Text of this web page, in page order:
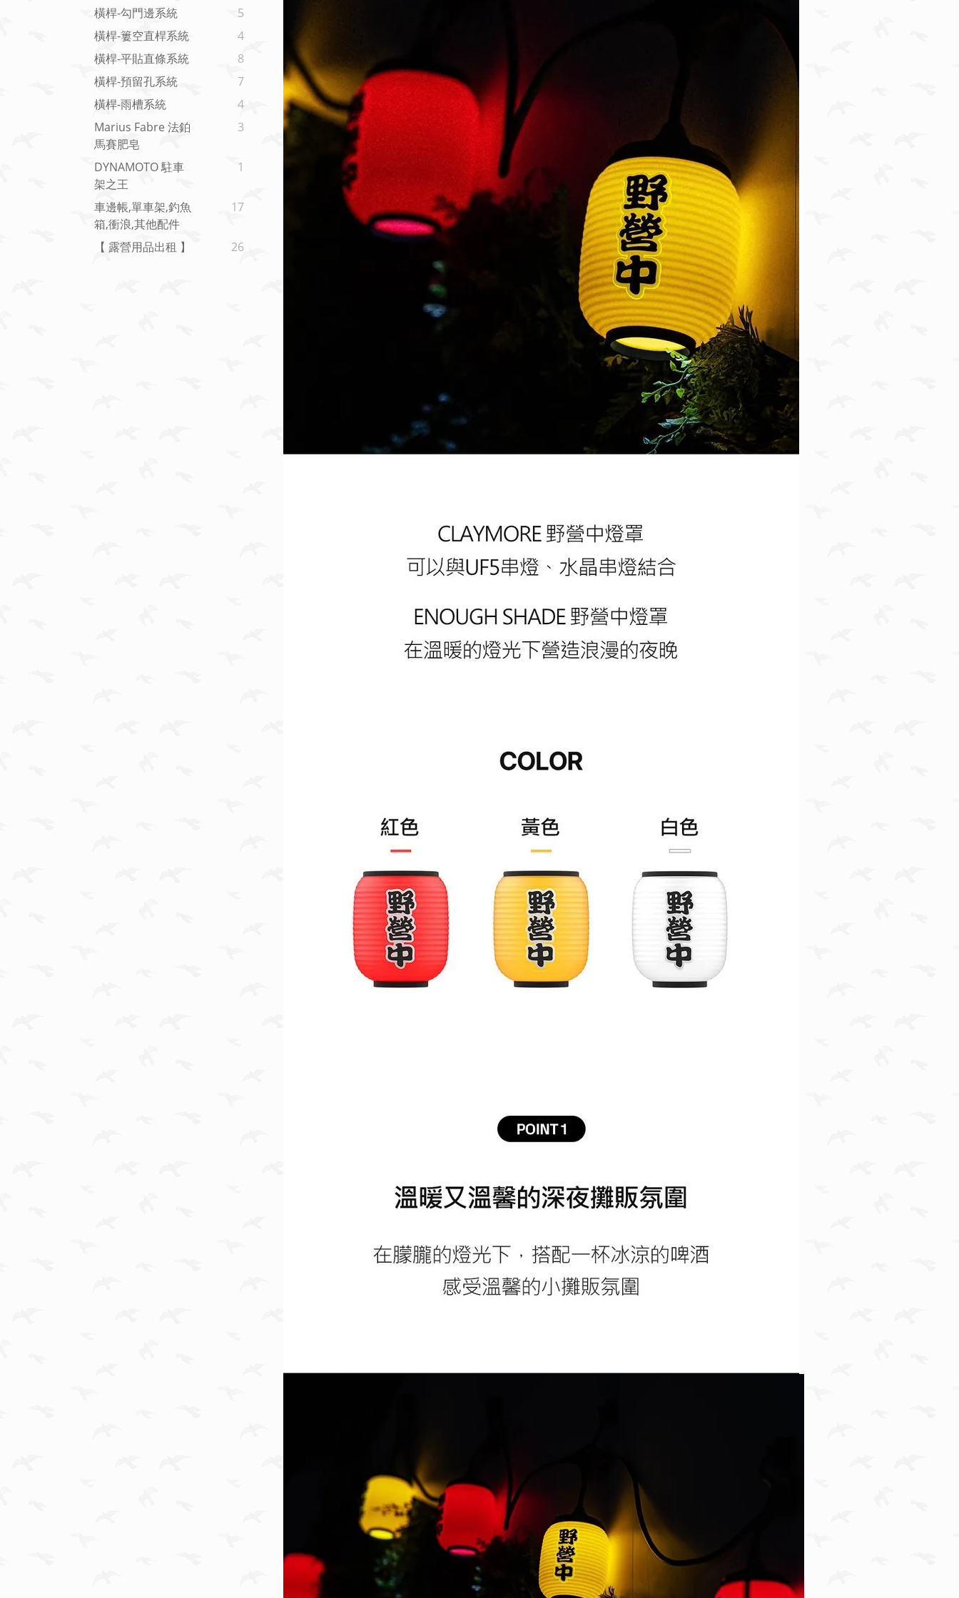
橫桿-勾門邊系統
5
橫桿-簍空直桿系統
4
橫桿-平貼直條系統
8
橫桿-預留孔系統
7
橫桿-雨槽系統
4
Marius Fabre 法鉑
馬賽肥皂
3
DYNAMOTO 駐車
架之王
1
車邊帳,單車架,釣魚
箱,衝浪,其他配件
17
【 露營用品出租 】 26